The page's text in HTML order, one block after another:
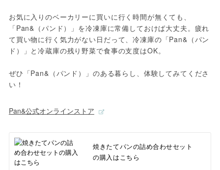
お気に入りのベーカリーに買いに行く時間が無くても、
「Pan&（パンド）」を冷凍庫に常備しておけば大丈夫。疲れ
て買い物に行く気力がない日だって、冷凍庫の「Pan&（パン
ド）」と冷蔵庫の残り野菜で食事の支度はOK。
ぜひ「Pan&（パンド）」のある暮らし、体験してみてくださ
い！
Pan&公式オンラインストア
焼きたてパンの詰め合わせセット
の購入はこちら